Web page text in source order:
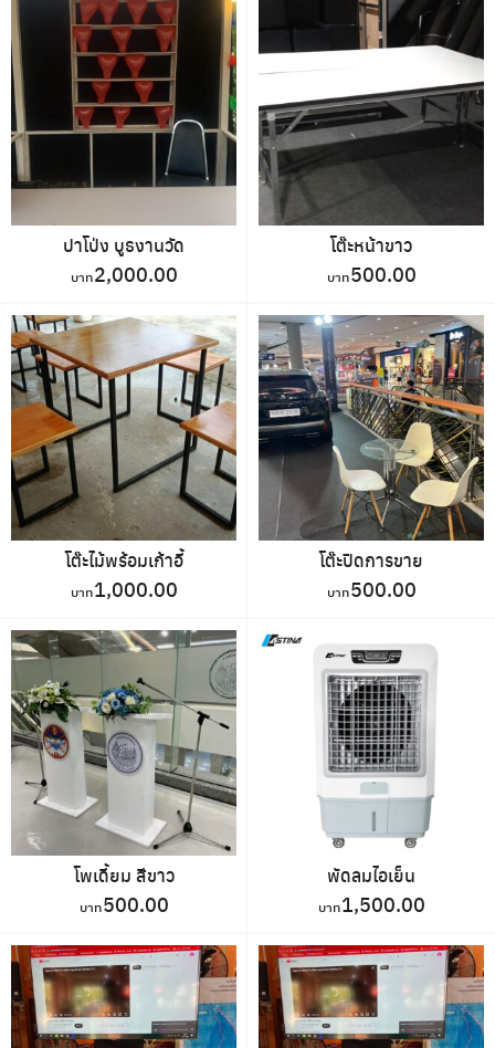
ปาโป่ง บูธงานวัด
2,000.00
โต๊ะหน้าขาว
500.00
โต๊ะไม้พร้อมเก้าอี้
1,000.00
โต๊ะปิดการขาย
500.00
โพเดี้ยม สีขาว
500.00
พัดลมไอเย็น
1,500.00